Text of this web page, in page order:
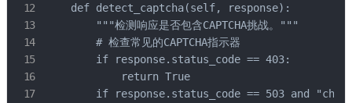
    def detect_captcha(self, response):
        """检测响应是否包含CAPTCHA挑战。"""
        # 检查常见的CAPTCHA指示器
        if response.status_code == 403:
            return True
if response.status_code == 503 and